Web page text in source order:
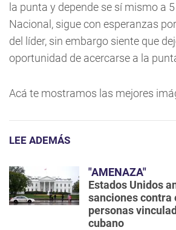
la punta y depende se sí mismo a
Nacional, sigue con esperanzas
del líder, sin embargo siente que
oportunidad de acercarse a la
Acá te mostramos las mejores
LEE ADEMÁS
"AMENAZA"
Estados Unidos
sanciones contra
personas
cubano